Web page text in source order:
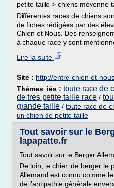
petite taille > chiens moyenne
Différentes races de chiens
de fiches rédigées par des
Chien et Nous. Des
à chaque race y sont
Lire la suite
Site : http://entre-chien-et-
Thèmes liés : toute race de
de tres petite taille race /
grande taille / toute race de
un chien de petite taille
Tout savoir sur le
lapapatte.fr
Tout savoir sur le Berger
De loin, le chien de berger le
Allemand est connu comme
de l'antipathie générale